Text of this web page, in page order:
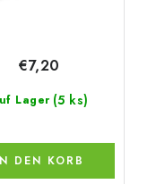
Lager (5 ks)
€7,20
DEN KORB